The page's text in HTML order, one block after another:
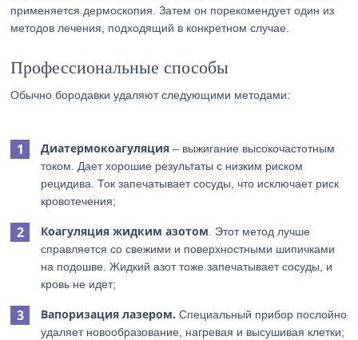
применяется дермоскопия. Затем он порекомендует один из
методов лечения, подходящий в конкретном случае.
Профессиональные способы
Обычно бородавки удаляют следующими методами:
Диатермокоагуляция – выжигание высокочастотным
током. Дает хорошие результаты с низким риском
рецидива. Ток запечатывает сосуды, что исключает риск
кровотечения;
Коагуляция жидким азотом . Этот метод лучше
справляется со свежими и поверхностными шипичками
на подошве. Жидкий азот тоже запечатывает сосуды, и
кровь не идет;
Вапоризация лазером. Специальный прибор послойно
удаляет новообразование, нагревая и высушивая клетки;